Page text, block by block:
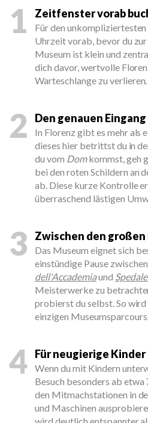
1 Zeitfenster vorab
Für den
Uhrzeit vorab, bevor du zur
Museum ist klein und
dich davor, wertvolle
Warteschlange zu verlieren.
2 Den genauen
In Florenz gibt es mehr als
dieses hier betrittst du in
du vom Domkommst, geh
bei den roten Schildern an
ab. Diese kurze Kontrolle
überraschend lästigen
3 Zwischen den
Das Museum eignet sich
einstündige Pause zwischen
dell'Accademiaund
Meisterwerke zu
probierst du selbst. So wird
einzigen Museumsparcours.
4 Für neugierige
Wenn du mit Kindern
Besuch besonders ab etwa
den Mitmachstationen in
und Maschinen
wird deutlich entspannter